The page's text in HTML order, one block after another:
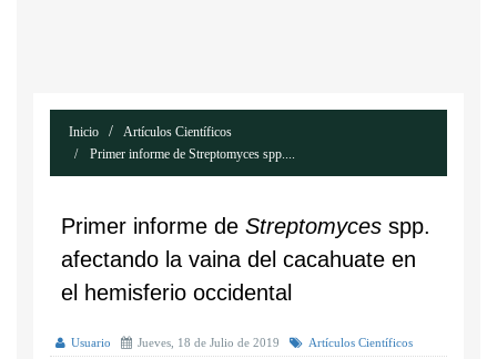
Inicio
Artículos Científicos
Primer informe de Streptomyces spp....
Primer informe de Streptomyces spp.
afectando la vaina del cacahuate en
el hemisferio occidental
Usuario Jueves, 18 de Julio de 2019 Artículos Científicos